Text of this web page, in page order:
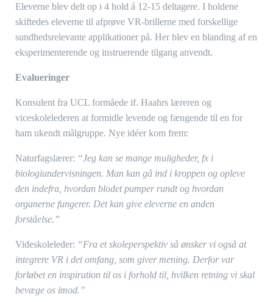
Eleverne blev delt op i 4 hold á 12-15 deltagere. I holdene
skiftedes eleverne til afprøve VR-brillerne med forskellige
sundhedsrelevante applikationer på. Her blev en blanding af en
eksperimenterende og instruerende tilgang anvendt.
Evalueringer
Konsulent fra UCL formåede if. Haahrs læreren og
viceskolelederen at formidle levende og fængende til en for
ham ukendt målgruppe. Nye idéer kom frem:
Naturfagslærer: “Jeg kan se mange muligheder, fx i
biologiundervisningen. Man kan gå ind i kroppen og opleve
den indefra, hvordan blodet pumper rundt og hvordan
organerne fungerer. Det kan give eleverne en anden
forståelse.”
Videskoleleder: “Fra et skoleperspektiv så ønsker vi også at
integrere VR i det omfang, som giver mening. Derfor var
forløbet en inspiration til os i forhold til, hvilken retning vi skal
bevæge os imod.”